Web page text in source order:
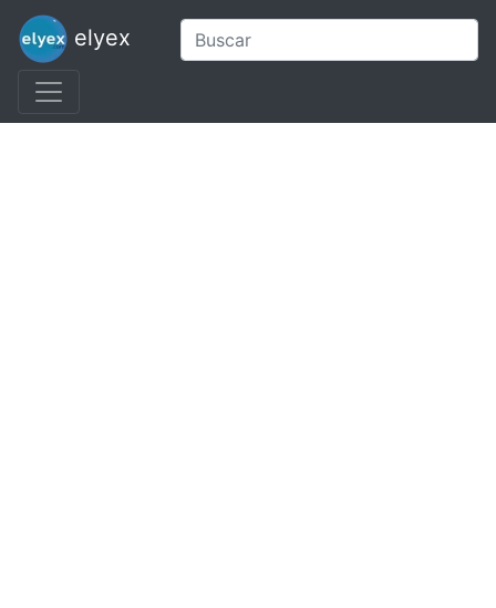
elyex